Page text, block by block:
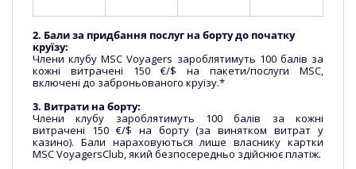
2. Бали за придбання послуг на борту до початку
круїзу:
Члени клубу MSC Voyagers зароблятимуть 100 балів за
кожні витрачені 150 €/$ на пакети/послуги MSC,
включені до заброньованого круїзу.*
3. Витрати на борту:
Члени клубу зароблятимуть 100 балів за кожні
витрачені 150 €/$ на борту (за винятком витрат у
казино). Бали нараховуються лише власнику картки
MSC VoyagersClub, який безпосередньо здійснює платіж.